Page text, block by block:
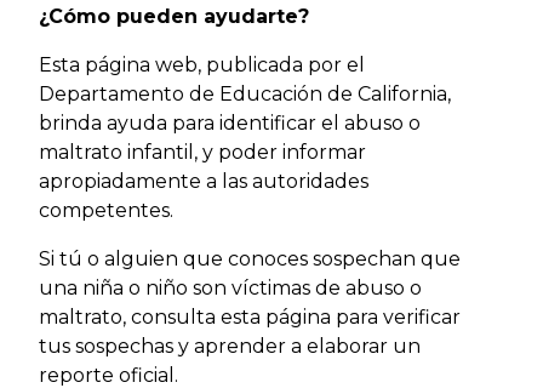
¿Cómo pueden ayudarte?
Esta página web, publicada por el
Departamento de Educación de California,
brinda ayuda para identificar el abuso o
maltrato infantil, y poder informar
apropiadamente a las autoridades
competentes.
Si tú o alguien que conoces sospechan que
una niña o niño son víctimas de abuso o
maltrato, consulta esta página para verificar
tus sospechas y aprender a elaborar un
reporte oficial.